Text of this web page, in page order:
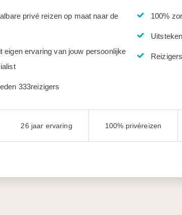
privé reizen op maat naar de
eigen ervaring van jouw persoonlijke
333reizigers
100%
26 jaar ervaring 100% privéreizen